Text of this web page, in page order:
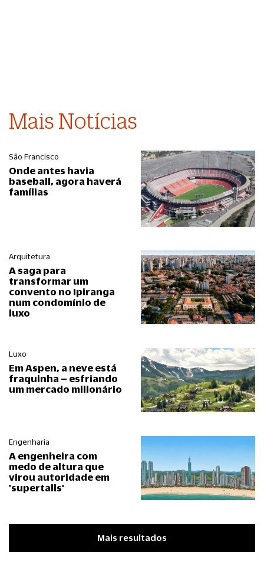
Mais Notícias
São Francisco
Onde antes havia
baseball, agora haverá
famílias
Arquitetura
A saga para
transformar um
convento no Ipiranga
num condomínio de
luxo
Luxo
Em Aspen, a neve está
fraquinha – esfriando
um mercado milionário
Engenharia
A engenheira com
medo de altura que
virou autoridade em
'supertalls'
Mais resultados